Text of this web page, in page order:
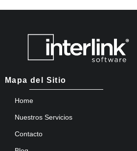
Mapa del Sitio
Home
Nuestros Servicios
Contacto